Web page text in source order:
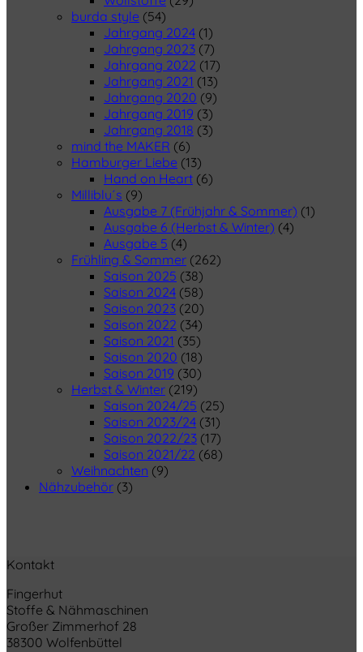
burda style (54)
Jahrgang 2024 (1)
Jahrgang 2023 (7)
Jahrgang 2022 (17)
Jahrgang 2021 (13)
Jahrgang 2020 (9)
Jahrgang 2019 (3)
Jahrgang 2018 (3)
mind the MAKER (6)
Hamburger Liebe (13)
Hand on Heart (6)
Milliblu´s (9)
Ausgabe 7 (Frühjahr & Sommer) (1)
Ausgabe 6 (Herbst & Winter) (4)
Ausgabe 5 (4)
Frühling & Sommer (262)
Saison 2025 (38)
Saison 2024 (58)
Saison 2023 (20)
Saison 2022 (34)
Saison 2021 (35)
Saison 2020 (18)
Saison 2019 (30)
Herbst & Winter (219)
Saison 2024/25 (25)
Saison 2023/24 (31)
Saison 2022/23 (17)
Saison 2021/22 (68)
Weihnachten (9)
Nähzubehör (3)
Kontakt
Fingerhut
Stoffe & Nähmaschinen
Großer Zimmerhof 28
38300 Wolfenbüttel